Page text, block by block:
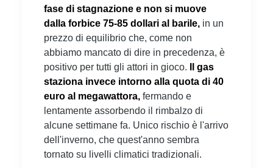
fase di stagnazione e non si muove
dalla forbice 75-85 dollari al barile, in un
prezzo di equilibrio che, come non
abbiamo mancato di dire in precedenza, è
positivo per tutti gli attori in gioco.
Il gas
staziona invece intorno alla quota di 40
euro al megawattora, fermando e
lentamente assorbendo il rimbalzo di
alcune settimane fa. Unico rischio è l'arrivo
dell'inverno, che quest'anno sembra
tornato su livelli climatici tradizionali.